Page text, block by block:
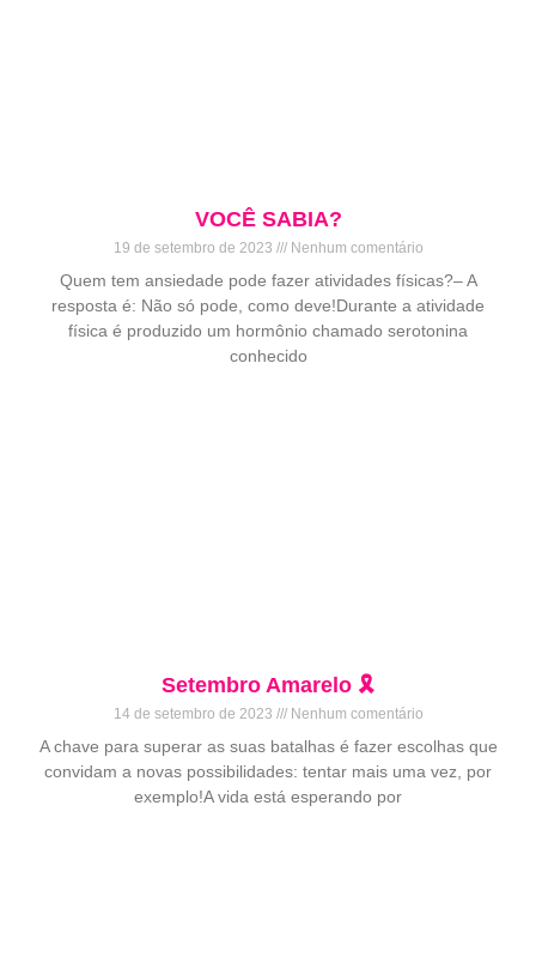
VOCÊ SABIA?
19 de setembro de 2023 Nenhum comentário
Quem tem ansiedade pode fazer atividades físicas?– A
resposta é: Não só pode, como deve!Durante a atividade
física é produzido um hormônio chamado serotonina
conhecido
Setembro Amarelo 🎗️
14 de setembro de 2023 Nenhum comentário
A chave para superar as suas batalhas é fazer escolhas que
convidam a novas possibilidades: tentar mais uma vez, por
exemplo!A vida está esperando por